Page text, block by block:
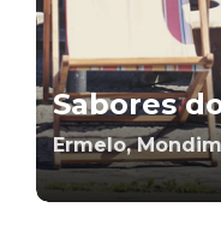
Sabores
Ermelo,